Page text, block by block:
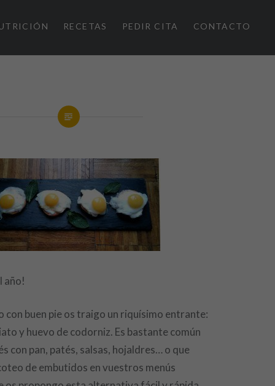
RECETAS PEDIR CITA CONTACTO
año!
con buen pie os traigo un riquísimo entrante:
y huevo de codorniz. Es bastante común
con pan, patés, salsas, hojaldres… o que
de embutidos en vuestros menús